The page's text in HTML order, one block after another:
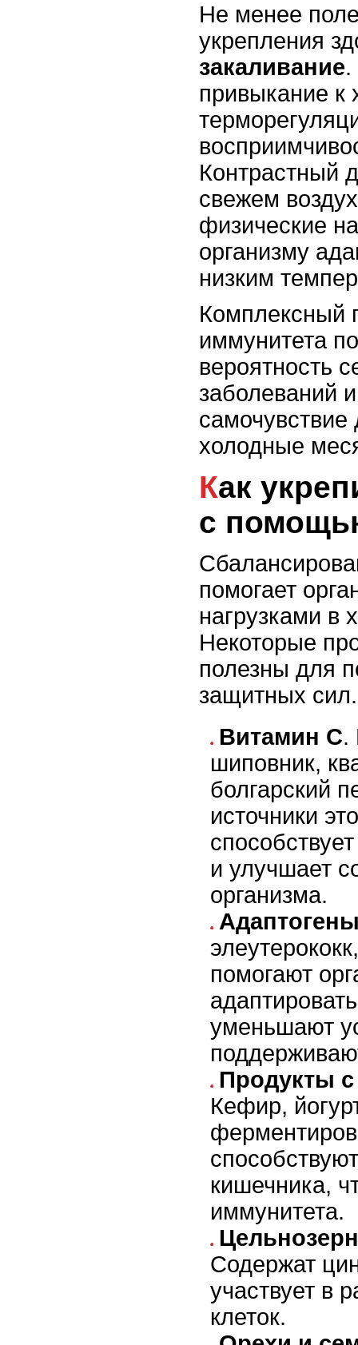
Не менее
укрепления
закаливание.
привыкание к
Контрастный
свежем
физические
организму
низким
Комплексный
иммунитета
вероятность
заболеваний
холодные
Как укрепить иммунитет
с
помогает
нагрузками в
Некоторые
полезны для
защитных сил.
Витамин C.
шиповник,
болгарский
источники
и улучшает
организма.
помогают
уменьшают
Продукты
Кефир,
кишечника,
иммунитета.
Содержат
участвует в
клеток.